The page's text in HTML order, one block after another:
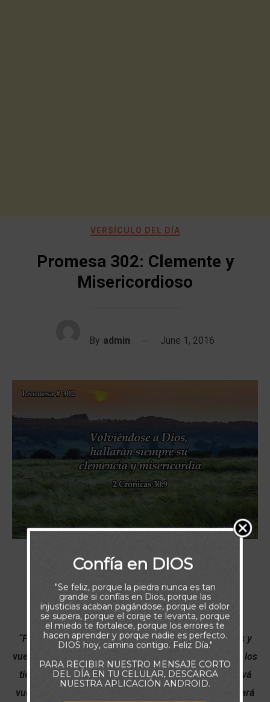
VERSÍCULO DEL DÍA
Promesa 302: Clemente y
Misericordioso
By admin June 1, 2016
“Porque si os volviereis a Jehová, vuestros hermanos y
vuestros hijos hallarán misericordia delante de los que los
tienen cautivos, y volverán a esta tierra; porque Jehová
vuestro Dios es clemente y misericordioso, y no apartará
Confía en DIOS
"Se feliz, porque la piedra nunca es tan
grande si confías en Dios, porque las
injusticias acaban pagándose, porque el dolor
se supera, porque el coraje te levanta, porque
el miedo te fortalece, porque los errores te
hacen aprender y porque nadie es perfecto.
DIOS hoy, camina contigo. Feliz Día."
PARA RECIBIR NUESTRO MENSAJE CORTO
DEL DÍA EN TU CELULAR, DESCARGA
NUESTRA APLICACIÓN ANDROID.